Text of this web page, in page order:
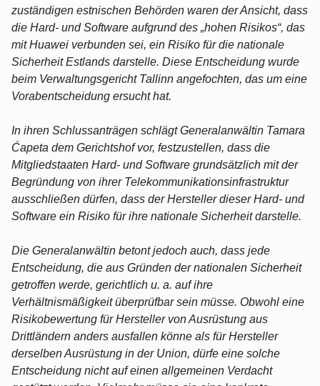
zuständigen estnischen Behörden waren der Ansicht, dass
die Hard- und Software aufgrund des „hohen Risikos“, das
mit Huawei verbunden sei, ein Risiko für die nationale
Sicherheit Estlands darstelle. Diese Entscheidung wurde
beim Verwaltungsgericht Tallinn angefochten, das um eine
Vorabentscheidung ersucht hat.
In ihren Schlussanträgen schlägt Generalanwältin Tamara
Ćapeta dem Gerichtshof vor, festzustellen, dass die
Mitgliedstaaten Hard- und Software grundsätzlich mit der
Begründung von ihrer Telekommunikationsinfrastruktur
ausschließen dürfen, dass der Hersteller dieser Hard- und
Software ein Risiko für ihre nationale Sicherheit darstelle.
Die Generalanwältin betont jedoch auch, dass jede
Entscheidung, die aus Gründen der nationalen Sicherheit
getroffen werde, gerichtlich u. a. auf ihre
Verhältnismäßigkeit überprüfbar sein müsse. Obwohl eine
Risikobewertung für Hersteller von Ausrüstung aus
Drittländern anders ausfallen könne als für Hersteller
derselben Ausrüstung in der Union, dürfe eine solche
Entscheidung nicht auf einen allgemeinen Verdacht